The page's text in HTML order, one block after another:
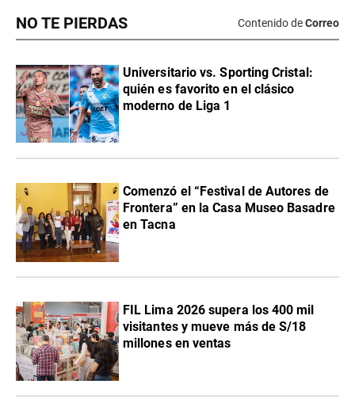
NO TE PIERDAS Contenido deCorreo
Universitario vs. Sporting Cristal:
quién es favorito en el clásico
moderno de Liga 1
Comenzó el “Festival de Autores de
Frontera” en la Casa Museo Basadre
en Tacna
FIL Lima 2026 supera los 400 mil
visitantes y mueve más de S/18
millones en ventas